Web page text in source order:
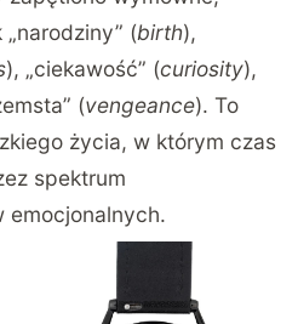
„narodziny” (birth),
), „ciekawość” (curiosity),
(vengeance). To
życia, w którym czas
spektrum
emocjonalnych.